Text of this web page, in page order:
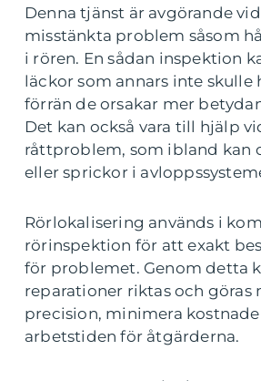
Denna tjänst är avgörande
misstänkta problem såsom
i rören. En sådan inspektion
läckor som annars inte skulle
förrän de orsakar mer
Det kan också vara till hjälp
råttproblem, som ibland kan
eller sprickor i
Rörlokalisering används i
rörinspektion för att exakt
för problemet. Genom detta
reparationer riktas och göras
precision, minimera
arbetstiden för åtgärderna.